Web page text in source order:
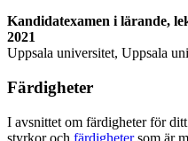
Kandidatexamen i lärande,
2021
Uppsala universitet, Uppsala
Färdigheter
I avsnittet om färdigheter för
styrkor och färdighetersom är